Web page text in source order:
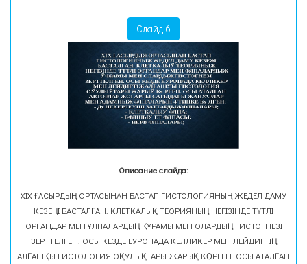
Слайд 6
Описание слайда:
XIX ҒАСЫРДЫҢ ОРТАСЫНАН БАСТАП ГИСТОЛОГИЯНЫҢ ЖЕДЕЛ ДАМУ
КЕЗЕҢІ БАСТАЛҒАН. КЛЕТКАЛЫҚ ТЕОРИЯНЫҢ НЕГІЗІНДЕ ТҮТЛІ
ОРГАНДАР МЕН ҰЛПАЛАРДЫҢ ҚҰРАМЫ МЕН ОЛАРДЫҢ ГИСТОГНЕЗІ
ЗЕРТТЕЛГЕН. ОСЫ КЕЗДЕ ЕУРОПАДА КЕЛЛИКЕР МЕН ЛЕЙДИГТІҢ
АЛҒАШҚЫ ГИСТОЛОГИЯ ОҚУЛЫҚТАРЫ ЖАРЫҚ КӨРГЕН. ОСЫ АТАЛҒАН